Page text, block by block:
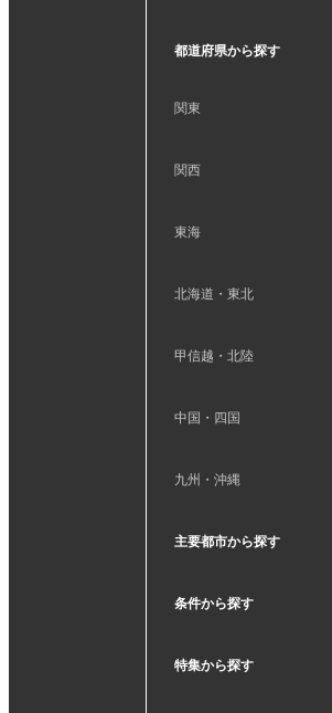
都道府県から探す
関東
関西
東海
北海道・東北
甲信越・北陸
中国・四国
九州・沖縄
主要都市から探す
条件から探す
特集から探す